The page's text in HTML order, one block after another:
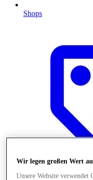
Shops
Wir legen großen Wert
Unsere Website verwendet